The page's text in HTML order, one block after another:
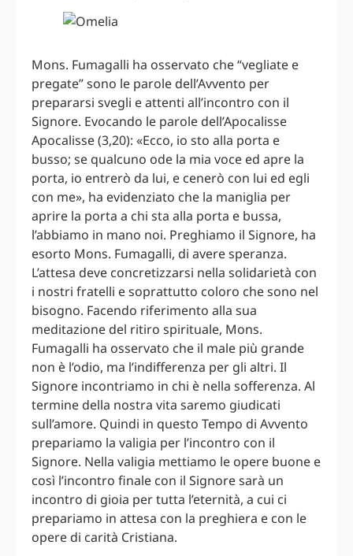
Mons. Fumagalli ha osservato che “vegliate e
pregate” sono le parole dell’Avvento per
prepararsi svegli e attenti all’incontro con il
Signore. Evocando le parole dell’Apocalisse
Apocalisse (3,20): «Ecco, io sto alla porta e
busso; se qualcuno ode la mia voce ed apre la
porta, io entrerò da lui, e cenerò con lui ed egli
con me», ha evidenziato che la maniglia per
aprire la porta a chi sta alla porta e bussa,
l’abbiamo in mano noi. Preghiamo il Signore, ha
esorto Mons. Fumagalli, di avere speranza.
L’attesa deve concretizzarsi nella solidarietà con
i nostri fratelli e soprattutto coloro che sono nel
bisogno. Facendo riferimento alla sua
meditazione del ritiro spirituale, Mons.
Fumagalli ha osservato che il male più grande
non è l’odio, ma l’indifferenza per gli altri. Il
Signore incontriamo in chi è nella sofferenza. Al
termine della nostra vita saremo giudicati
sull’amore. Quindi in questo Tempo di Avvento
prepariamo la valigia per l’incontro con il
Signore. Nella valigia mettiamo le opere buone e
così l’incontro finale con il Signore sarà un
incontro di gioia per tutta l’eternità, a cui ci
prepariamo in attesa con la preghiera e con le
opere di carità Cristiana.